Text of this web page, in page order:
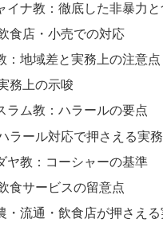
イナ教：徹底した非暴力
食店・小売での対応
：地域差と実務上の注意点
務上の示唆
ラム教：ハラールの要点
ラール対応で押さえる実
ヤ教：コーシャーの基準
食サービスの留意点
・流通・飲食店が押さえ